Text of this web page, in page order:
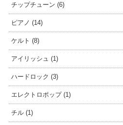
チップチューン (6)
ピアノ (14)
ケルト (8)
アイリッシュ (1)
ハードロック (3)
エレクトロポップ (1)
チル (1)